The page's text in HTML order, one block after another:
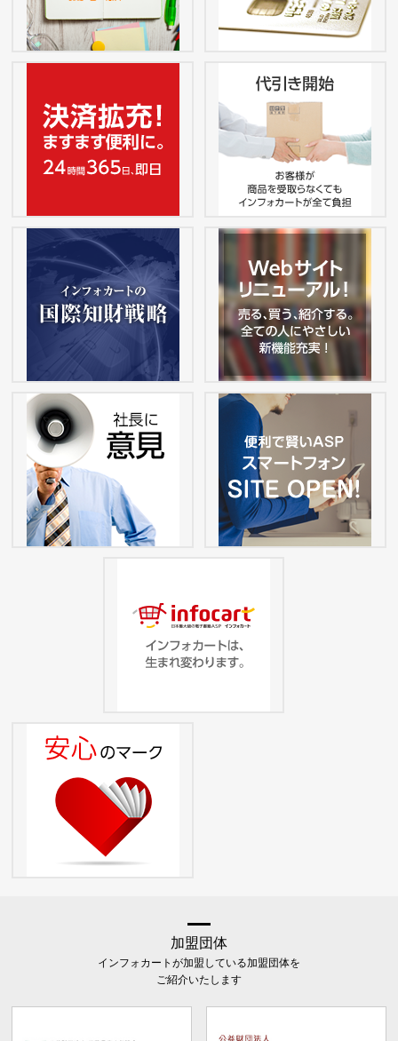
加盟団体
インフォカートが加盟している加盟団体を
ご紹介いたします